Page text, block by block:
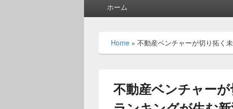
ホーム
Home » 不動産ベンチャーが切り拓く
不動産ベンチャー